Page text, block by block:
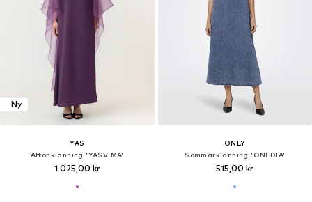
Ny
YAS
Aftonklänning 'YASVIMA'
1 025,00 kr
ONLY
Sommarklänning 'ONLDIA'
515,00 kr